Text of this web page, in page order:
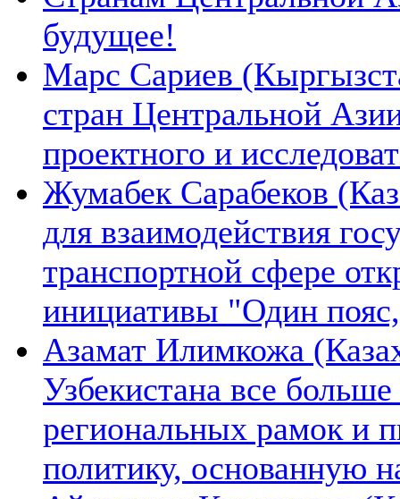
будущее!
Марс Сариев
стран Центральной
проектного и
Жумабек Сарабеков
для взаимодействия
транспортной сфере
инициативы "Один
Азамат Илимкожа
Узбекистана все
региональных рамок и
политику, основанную